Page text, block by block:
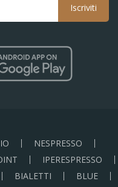
Iscriviti
NESPRESSO
IPERESPRESSO
BIALETTI
BLUE